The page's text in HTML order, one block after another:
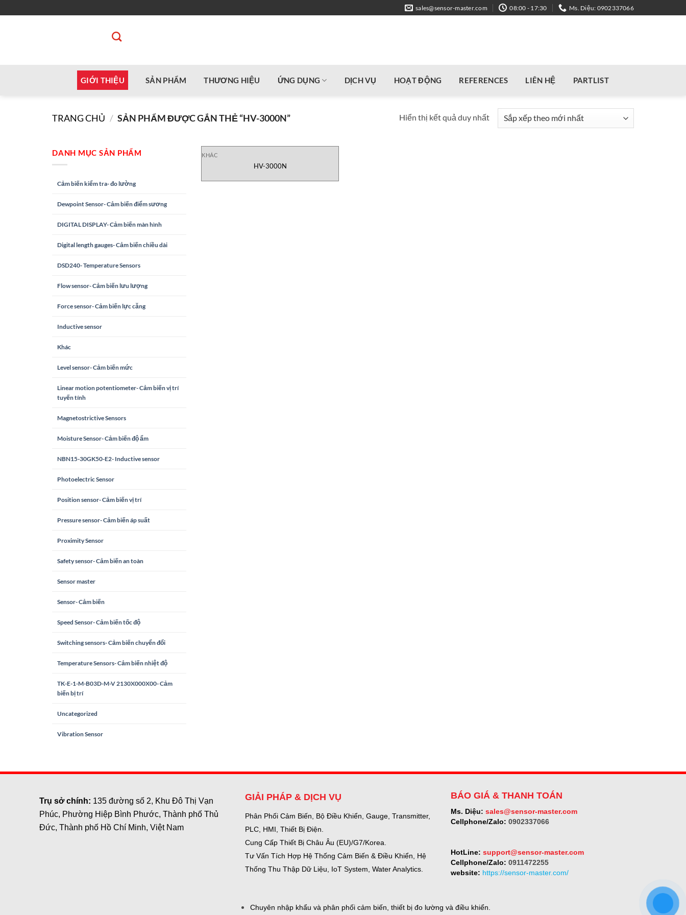
qua
sales@sensor-master.com 08:00 - 17:30 Ms. Diệu: 0902337066
GIỚI THIỆU SẢN PHẨM THƯƠNG HIỆU ỨNG DỤNG DỊCH VỤ HOẠT ĐỘNG REFERENCES LIÊN HỆ PARTLIST
TRANG CHỦ / SẢN PHẨM ĐƯỢC GẮN THẺ “HV-3000N” Hiển thị kết quả duy nhất
DANH MỤC SẢN PHẨM
Cảm biến kiểm tra- đo lường
Dewpoint Sensor- Cảm biến điểm sương
DIGITAL DISPLAY- Cảm biến màn hình
Digital length gauges- Cảm biến chiều dài
DSD240- Temperature Sensors
Flow sensor- Cảm biến lưu lượng
Force sensor- Cảm biến lực căng
Inductive sensor
Khác
Level sensor- Cảm biến mức
Linear motion potentiometer- Cảm biến vị trí
tuyến tính
Magnetostrictive Sensors
Moisture Sensor- Cảm biến độ ẩm
NBN15-30GK50-E2- Inductive sensor
Photoelectric Sensor
Position sensor- Cảm biến vị trí
Pressure sensor- Cảm biến áp suất
Proximity Sensor
Safety sensor- Cảm biến an toàn
Sensor master
Sensor- Cảm biến
Speed Sensor- Cảm biến tốc độ
Switching sensors- Cảm biến chuyển đổi
Temperature Sensors- Cảm biến nhiệt độ
TK-E-1-M-B03D-M-V 2130X000X00- Cảm
biến bị trí
Uncategorized
Vibration Sensor
KHÁC
HV-3000N
Trụ sở chính: 135 đường số 2, Khu Đô Thị Vạn
Phúc, Phường Hiệp Bình Phước, Thành phố Thủ
Đức, Thành phố Hồ Chí Minh, Việt Nam
GIẢI PHÁP & DỊCH VỤ
Phân Phối Cảm Biến, Bộ Điều Khiển, Gauge, Transmitter,
PLC, HMI, Thiết Bị Điện.
Cung Cấp Thiết Bị Châu Âu (EU)/G7/Korea.
Tư Vấn Tích Hợp Hệ Thống Cảm Biến & Điều Khiển, Hệ
Thống Thu Thập Dữ Liệu, IoT System, Water Analytics.
BÁO GIÁ & THANH TOÁN
Ms. Diệu: sales@sensor-master.com
Cellphone/Zalo: 0902337066
HotLine: support@sensor-master.com
Cellphone/Zalo: 0911472255
website: https://sensor-master.com/
Chuyên nhập khẩu và phân phối cảm biến, thiết bị đo lường và điều khiển.